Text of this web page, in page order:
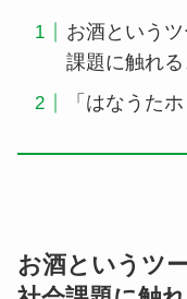
お酒という
課題に触れ
「はなうた
お酒というツ